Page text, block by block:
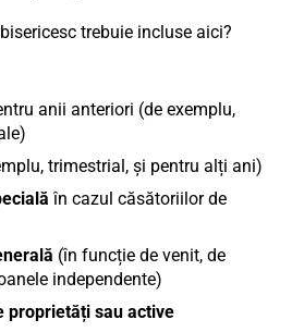
trebuie incluse aici?
anii anteriori (de exemplu,
trimestrial, și pentru alți ani)
în cazul căsătoriilor de
(în funcție de venit, de
independente)
proprietăți sau active